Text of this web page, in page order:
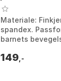
Materiale:
spandex.
barnets
Farge: Farge. S...
149 ,-